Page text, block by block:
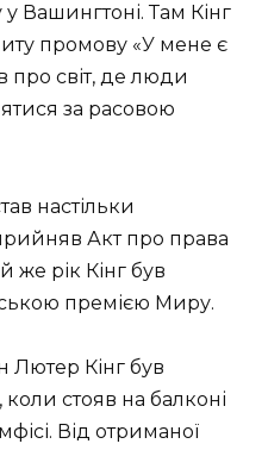
Вашингтоні. Там Кінг
промову «У мене є
про світ, де люди
за расовою
настільки
Акт про права
же рік Кінг був
премією Миру.
Лютер Кінг був
стояв на балконі
Від отриманої